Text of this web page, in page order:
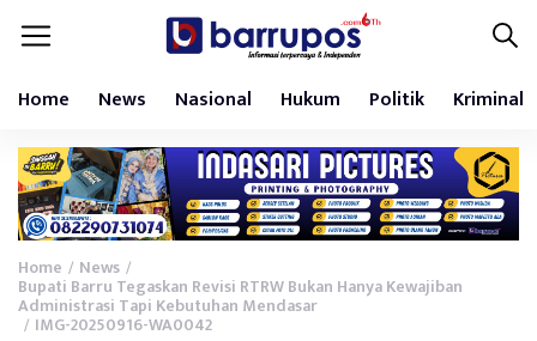
Home News Nasional Hukum Politik Kriminal
Home / News /
Bupati Barru Tegaskan Revisi RTRW Bukan Hanya Kewajiban
Administrasi Tapi Kebutuhan Mendasar
/ IMG-20250916-WA0042